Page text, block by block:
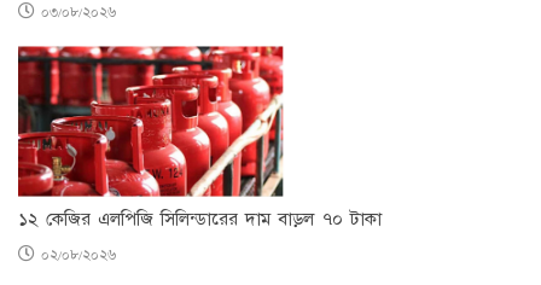
০৩/০৮/২০২৬
১২ কেজির এলপিজি সিলিন্ডারের দাম বাড়ল ৭০ টাকা
০২/০৮/২০২৬